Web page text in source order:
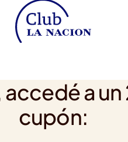
accedé a
cupón: